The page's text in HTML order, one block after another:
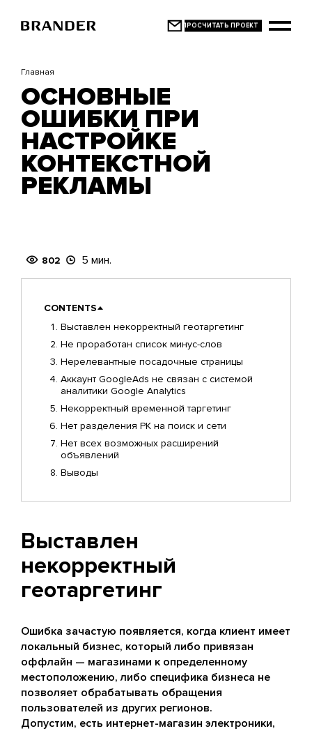
основному
Главная
ОСНОВНЫЕ
ОШИБКИ ПРИ
НАСТРОЙКЕ
КОНТЕКСТНОЙ
РЕКЛАМЫ
802 5 мин.
CONTENTS
Выставлен некорректный геотаргетинг
Не проработан список минус-слов
Нерелевантные посадочные страницы
Аккаунт GoogleAds не связан с системой
аналитики Google Analytics
Некорректный временной таргетинг
Нет разделения РК на поиск и сети
Нет всех возможных расширений
объявлений
Выводы
Выставлен
некорректный
геотаргетинг
Ошибка зачастую появляется, когда клиент имеет
локальный бизнес, который либо привязан
оффлайн — магазинами к определенному
местоположению, либо специфика бизнеса не
позволяет обрабатывать обращения
пользователей из других регионов.
Допустим, есть интернет-магазин электроники,